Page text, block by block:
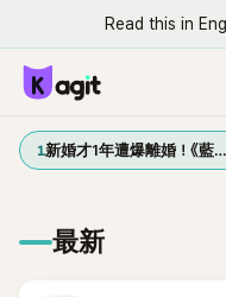
Read this in
1新婚才1年遭爆離婚！《藍…
最新